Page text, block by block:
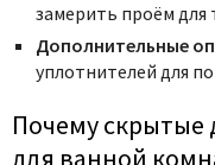
замерить проём для
Дополнительные
уплотнителей для
Почему
для ванной